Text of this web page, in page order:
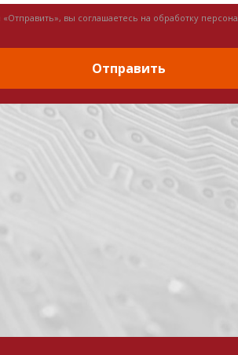
вы соглашаетесь на обработку
Отправить